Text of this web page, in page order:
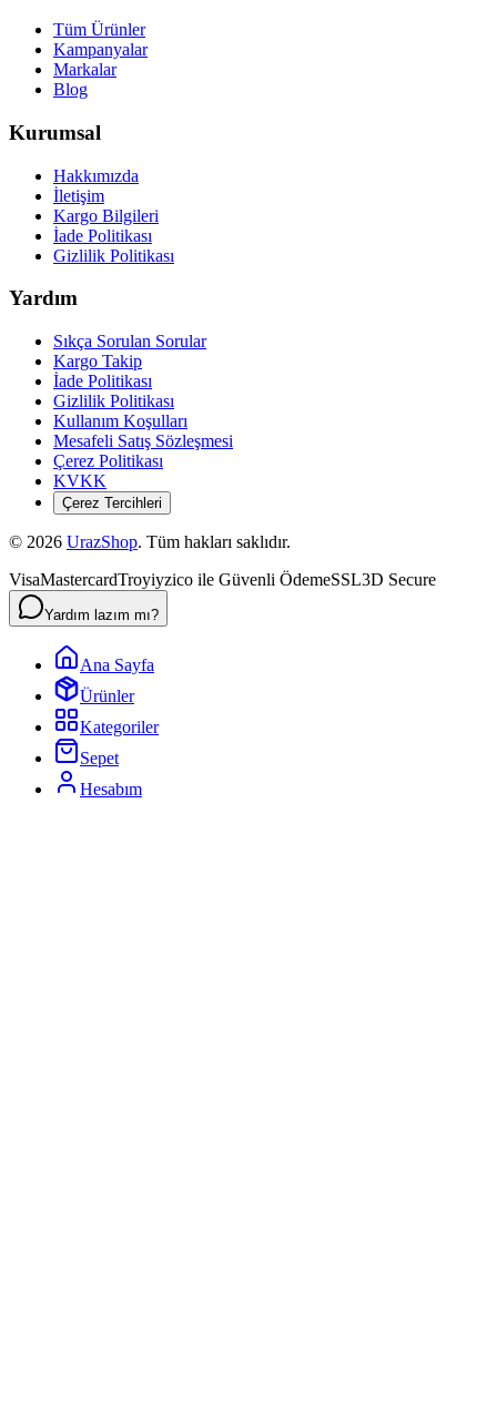
Tüm Ürünler
Kampanyalar
Markalar
Blog
Kurumsal
Hakkımızda
İletişim
Kargo Bilgileri
İade Politikası
Gizlilik Politikası
Yardım
Sıkça Sorulan Sorular
Kargo Takip
İade Politikası
Gizlilik Politikası
Kullanım Koşulları
Mesafeli Satış Sözleşmesi
Çerez Politikası
KVKK
Çerez Tercihleri
© 2026 UrazShop. Tüm hakları saklıdır.
VisaMastercardTroyiyzico ile Güvenli ÖdemeSSL3D Secure
Yardım lazım mı?
Ana Sayfa
Ürünler
Kategoriler
Sepet
Hesabım